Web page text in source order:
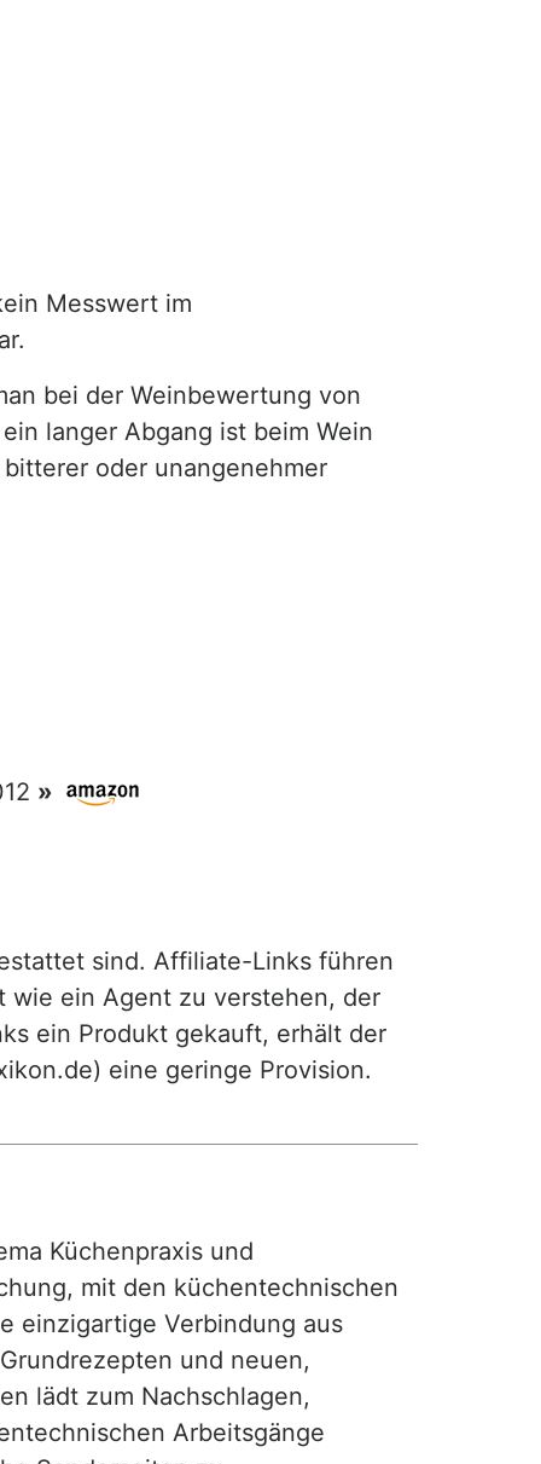
Messwert im
bei der Weinbewertung von
langer Abgang ist beim Wein
oder unangenehmer
»
sind. Affiliate-Links führen
wie ein Agent zu verstehen, der
ein Produkt gekauft, erhält der
eine geringe Provision.
Küchenpraxis und
mit den küchentechnischen
einzigartige Verbindung aus
und neuen,
lädt zum Nachschlagen,
Arbeitsgänge